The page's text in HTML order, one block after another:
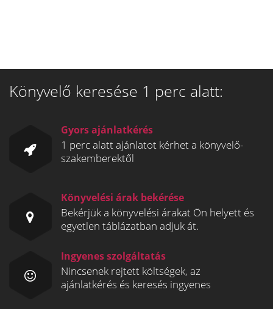
Könyvelő keresése 1 perc alatt:
Gyors ajánlatkérés
1 perc alatt ajánlatot kérhet a könyvelő-
szakemberektől
Könyvelési árak bekérése
Bekérjük a könyvelési árakat Ön helyett és
egyetlen táblázatban adjuk át.
Ingyenes szolgáltatás
Nincsenek rejtett költségek, az
ajánlatkérés és keresés ingyenes